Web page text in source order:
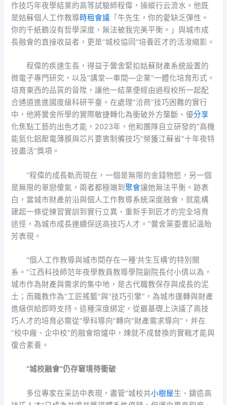
作技巧年夜學結業的高等試驗師程偉，操縱行云流水。他既
是姑蘇個人工作教導時租會議 「牛先生，你的愛缺乏彈性。
你的千紙鶴沒有哲學深度，無法被我完美平衡。」與城市成
長融會的直接收益者，更是“城校協同”培養匠才的活潑縮影。
程偉的疾速生長，得益于黌舍緊扣姑蘇財產系統設置的
微電子專門研究，以及“講堂—車間—企業”一體化培育形式。
培育東西的品質的晉陞，讓他一結業便經由過程校所一起配
合通道進進國度級科研平臺。在處理“洽商”技巧困難的實行
中，他將黌舍所學的實際敏捷轉化為衝破外方壟斷、優分享
化焦點工藝的出色才能，2023年，他和團隊自立研發的“高機
能氮化鋁壓電薄膜與芯片要害制備技巧”榮獲江蘇省“十年夜特
技盡活”獎項。
“程偉的成長軌而現在，一個是無限的金錢物慾，另一個
是無限的單戀傻氣，兩者都極端到聚會讓她無法平衡。跡表
白，當城市財產前沿與個人工作教導系統深度融會，就能構
建起一條從練習實訓到實行立異、重新手到匠才的完全培育
途徑，為城市成長連續保送高技巧人才。”黌舍黨委書記溫貽
芳表現。
“個人工作教導與城市間存在一種‘共生互構’的特別關
系。”江西科技師范年夜學教員教導學院副院長付小倩以為，
城市作為財產與需求的集中地，是古代職教保存與成長的泥
土；而職教作為“工匠搖籃”與“技巧引擎”，為城市運轉與財產
進級供給即時支持。這種深度綁定，從最基礎上決議了高技
巧人才的培育必需從“學科導向”轉向“財產需求導向”，并在
“校中廠、企中校”的融會熔爐中，煉就不成替換的實戰才能與
復合素養。
“城校融會”仍存窘境待衝破
多位專家在采訪中表現，盡管“城校共小樹屋生、鑄造高